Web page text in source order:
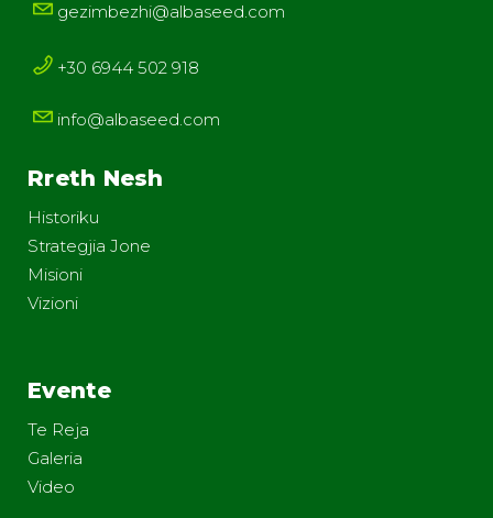
gezimbezhi@albaseed.com
+30 6944 502 918
info@albaseed.com
Rreth Nesh
Historiku
Strategjia Jone
Misioni
Vizioni
Evente
Te Reja
Galeria
Video